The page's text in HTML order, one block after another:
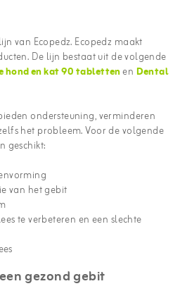
van Ecopedz. Ecopedz maakt
De lijn bestaat uit de volgende
hond en kat 90 tablettenen Dental
ondersteuning, verminderen
het probleem. Voor de volgende
geschikt:
van het gebit
te verbeteren en een slechte
gezond gebit